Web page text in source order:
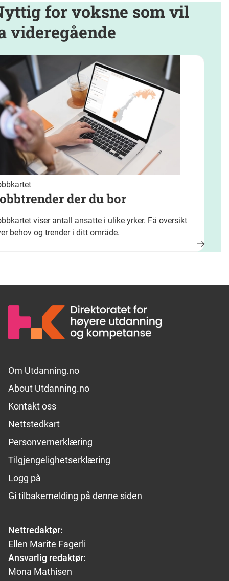
for voksne som vil
videregående
der du bor
viser antall ansatte i ulike yrker. Få oversikt
behov og trender i ditt område.
Footer links
Om Utdanning.no
About Utdanning.no
Kontakt oss
Nettstedkart
Personvernerklæring
Tilgjengelighetserklæring
Logg på
Gi tilbakemelding på denne siden
Nettredaktør:
Ellen Marite Fagerli
Ansvarlig redaktør:
Mona Mathisen